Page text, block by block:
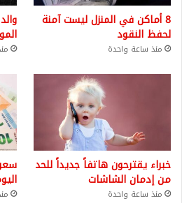
8 أماكن في المنزل ليست آمنة
لحفظ النقود
منذ ساعة واحدة
خبراء يقترحون هاتفاً جديداً للحد
من إدمان الشاشات
منذ ساعة واحدة
اليوم